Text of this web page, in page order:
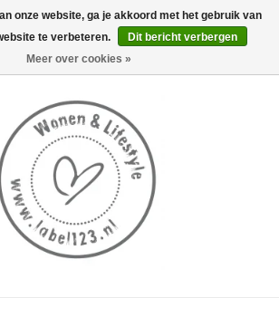
0 Artikelen - €0,00
onze website, ga je akkoord met het gebruik van
te verbeteren.
Dit bericht verbergen
Meer over cookies »